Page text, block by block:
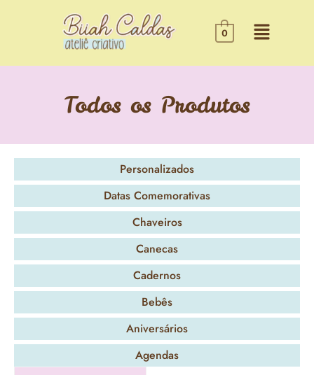
0
Todos os Produtos
Personalizados
Datas Comemorativas
Chaveiros
Canecas
Cadernos
Bebês
Aniversários
Agendas